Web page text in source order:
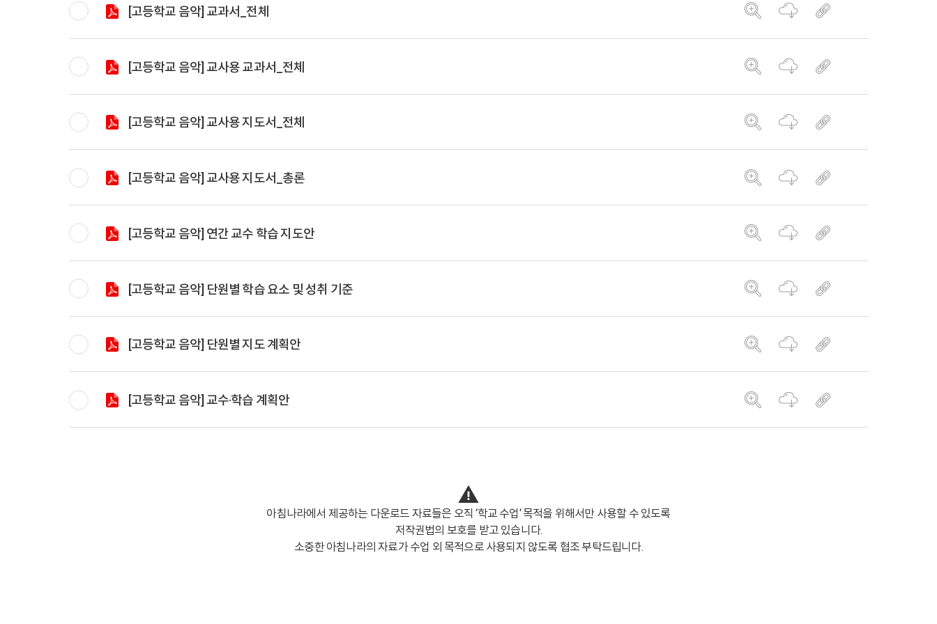
[고등학교 음악] 교과서_전체
[고등학교 음악] 교사용 교과서_전체
[고등학교 음악] 교사용 지도서_전체
[고등학교 음악] 교사용 지도서_총론
[고등학교 음악] 연간 교수 학습 지도안
[고등학교 음악] 단원별 학습 요소 및 성취 기준
[고등학교 음악] 단원별 지도 계획안
[고등학교 음악] 교수·학습 계획안
아침나라에서 제공하는 다운로드 자료들은 오직 ‘학교 수업‘ 목적을 위해서만 사용할 수 있도록
저작권법의 보호를 받고 있습니다.
소중한 아침나라의 자료가 수업 외 목적으로 사용되지 않도록 협조 부탁드립니다.